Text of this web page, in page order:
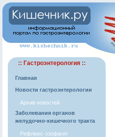
:: Гастроэнтерология ::
Главная
Новости гастроэнтерологии
Архив новостей
Заболевания органов
желудочно-кишечного тракта
Рефлюкс-эзофагит